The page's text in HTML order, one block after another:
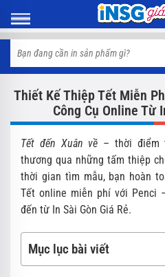
Thiết Kế Thiệp Tết Miễn
Công Cụ Online Từ
Tết đến Xuân về – thời điểm
thương qua những tấm thiệp
thời gian tìm mẫu, bạn hoàn
Tết online miễn phí với Penci
đến từ In Sài Gòn Giá Rẻ.
Mục lục bài viết